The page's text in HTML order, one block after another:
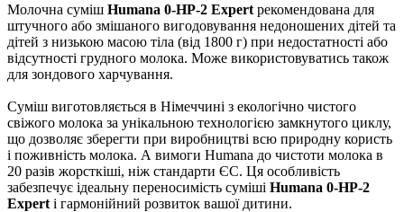
Молочна суміш Humana 0-HP-2 Expert рекомендована для
штучного або змішаного вигодовування недоношених дітей та
дітей з низькою масою тіла (від 1800 г) при недостатності або
відсутності грудного молока. Може використовуватись також
для зондового харчування.
Суміш виготовляється в Німеччині з екологічно чистого
свіжого молока за унікальною технологією замкнутого циклу,
що дозволяє зберегти при виробництві всю природну користь
і поживність молока. А вимоги Humana до чистоти молока в
20 разів жорсткіші, ніж стандарти ЄС. Ця особливість
забезпечує ідеальну переносимість суміші Humana 0-HP-2
Expert і гармонійний розвиток вашої дитини.